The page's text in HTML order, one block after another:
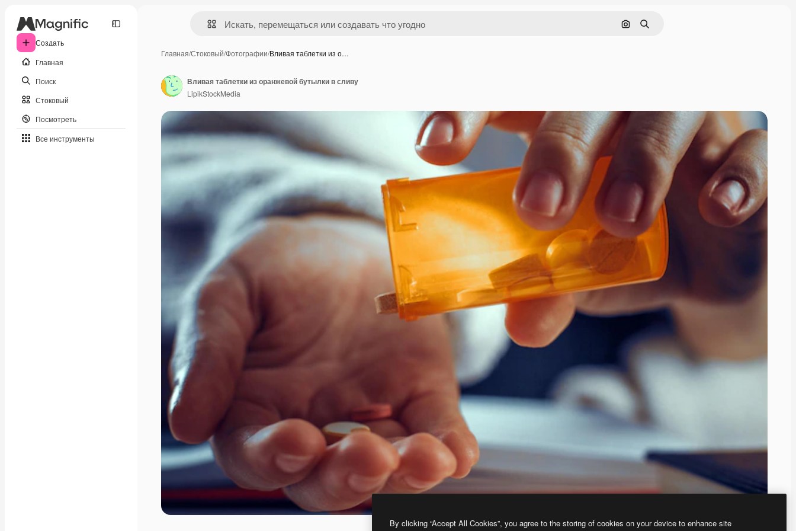
Создать
Главная
Поиск
Стоковый
Посмотреть
Все инструменты
Поиск по изображению
Поиск
Главная/Стоковый/Фотографии/Вливая таблетки из о…
Вливая таблетки из оранжевой бутылки в сливу
LipikStockMedia
By clicking “Accept All Cookies”, you agree to the storing of cookies on your device to enhance site